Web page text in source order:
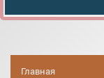
Главная